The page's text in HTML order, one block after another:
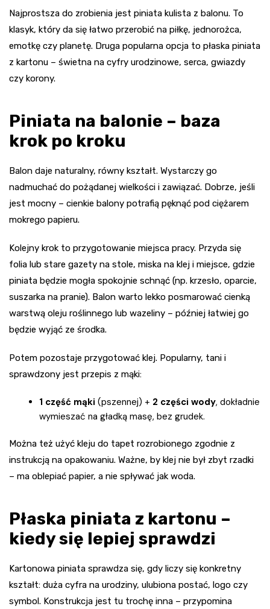
Najprostsza do zrobienia jest piniata kulista z balonu. To
klasyk, który da się łatwo przerobić na piłkę, jednorożca,
emotkę czy planetę. Druga popularna opcja to płaska piniata
z kartonu – świetna na cyfry urodzinowe, serca, gwiazdy
czy korony.
Piniata na balonie – baza
krok po kroku
Balon daje naturalny, równy kształt. Wystarczy go
nadmuchać do pożądanej wielkości i zawiązać. Dobrze, jeśli
jest mocny – cienkie balony potrafią pęknąć pod ciężarem
mokrego papieru.
Kolejny krok to przygotowanie miejsca pracy. Przyda się
folia lub stare gazety na stole, miska na klej i miejsce, gdzie
piniata będzie mogła spokojnie schnąć (np. krzesło, oparcie,
suszarka na pranie). Balon warto lekko posmarować cienką
warstwą oleju roślinnego lub wazeliny – później łatwiej go
będzie wyjąć ze środka.
Potem pozostaje przygotować klej. Popularny, tani i
sprawdzony jest przepis z mąki:
1 część mąki (pszennej) + 2 części wody, dokładnie
wymieszać na gładką masę, bez grudek.
Można też użyć kleju do tapet rozrobionego zgodnie z
instrukcją na opakowaniu. Ważne, by klej nie był zbyt rzadki
– ma oblepiać papier, a nie spływać jak woda.
Płaska piniata z kartonu –
kiedy się lepiej sprawdzi
Kartonowa piniata sprawdza się, gdy liczy się konkretny
kształt: duża cyfra na urodziny, ulubiona postać, logo czy
symbol. Konstrukcja jest tu trochę inna – przypomina